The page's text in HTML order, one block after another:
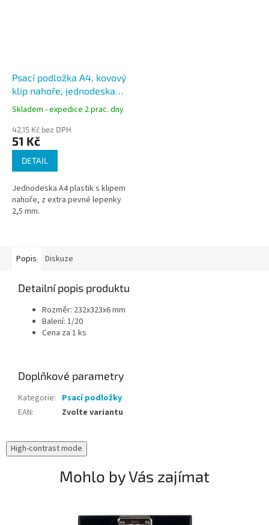
Psací podložka A4, kovový
klip nahoře, jednodeska
plastik
Skladem - expedice 2 prac. dny
42,15 Kč bez DPH
51 Kč
DETAIL
Jednodeska A4 plastik s klipem
nahoře, z extra pevné lepenky
2,5 mm.
Popis Diskuze
Detailní popis produktu
Rozměr: 232x323x6 mm
Balení: 1/20
Cena za 1 ks
Doplňkové parametry
Kategorie: Psací podložky
EAN: Zvolte variantu
High-contrast mode
Mohlo by Vás zajímat